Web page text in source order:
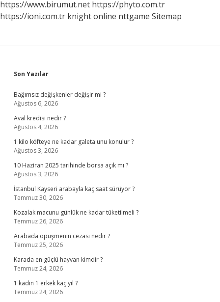
https://www.birumut.net https://phyto.com.tr
https://ioni.com.tr knight online nttgame Sitemap
Sidebar
Son Yazılar
Bağımsız değişkenler değişir mi ?
Ağustos 6, 2026
Aval kredisi nedir ?
Ağustos 4, 2026
1 kilo köfteye ne kadar galeta unu konulur ?
Ağustos 3, 2026
10 Haziran 2025 tarihinde borsa açık mı ?
Ağustos 3, 2026
İstanbul Kayseri arabayla kaç saat sürüyor ?
Temmuz 30, 2026
Kozalak macunu günlük ne kadar tüketilmeli ?
Temmuz 26, 2026
Arabada öpüşmenin cezası nedir ?
Temmuz 25, 2026
Karada en güçlü hayvan kimdir ?
Temmuz 24, 2026
1 kadın 1 erkek kaç yıl ?
Temmuz 24, 2026